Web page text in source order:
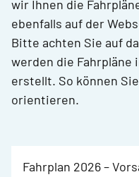
wir Ihnen die
ebenfalls auf der
Bitte achten Sie auf
werden die Fahrpläne
erstellt. So können
orientieren.
Fahrplan 2026 –